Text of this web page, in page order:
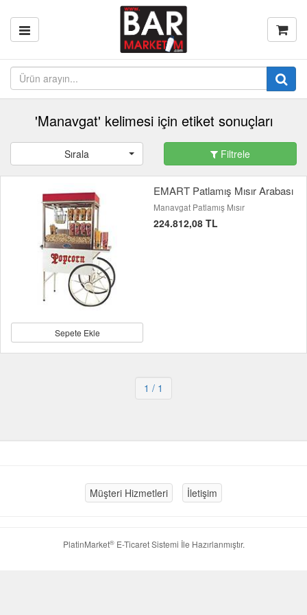
'Manavgat' kelimesi için etiket sonuçları
Sırala Filtrele
Sepete Ekle
EMART Patlamış Mısır Arabası
Manavgat Patlamış Mısır
224.812,08 TL
1 / 1
Müşteri Hizmetleri İletişim
PlatinMarket®E-Ticaret Sistemi İle Hazırlanmıştır.